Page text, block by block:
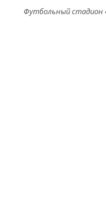
Футбольный стадион